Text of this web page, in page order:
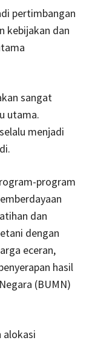
pertimbangan
kebijakan dan
sangat
utama.
menjadi
program
dan
dengan
eceran,
hasil
(BUMN)
alokasi